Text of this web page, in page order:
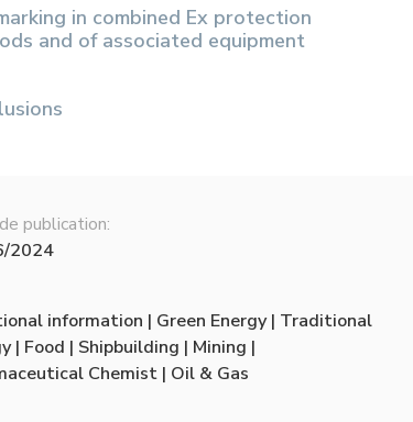
in combined Ex protection
and of associated equipment
publication:
2024
information | Green Energy | Traditional
| Food | Shipbuilding | Mining |
Chemist | Oil & Gas